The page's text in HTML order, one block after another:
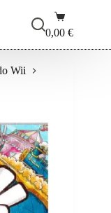
Carrello
0,00€
Wii